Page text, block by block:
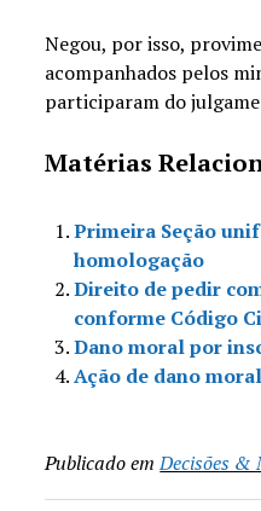
Negou, por isso,
acompanhados pelos
participaram do
Matérias
Primeira Seção
homologação
Direito de pedir
conforme Código
Dano moral por
Ação de dano
Publicado em Decisões &